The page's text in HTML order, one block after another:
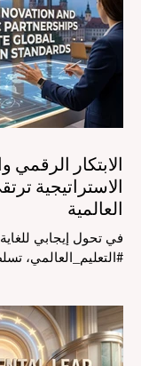
#تكنولوجيا_التعليم
دافوس لمناقشة
إلحاحاً في قطاع
البارز، الذي عُقد
الأولوية لرفع
الأساسي وال
الابتكار الرقمي
الاستراتيجية
العالمية
في تحول إيجابي
#التعليم_العالمي،
الفصول الدراسية في
أمر يثير اهتماماً
العربية التي تسعى